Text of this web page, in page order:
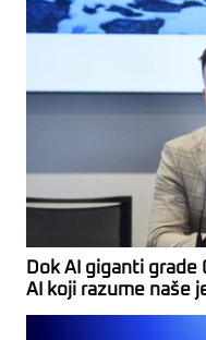
Dok AI giganti grade
AI koji razume naše